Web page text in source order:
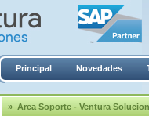
Principal Novedades
» Area Soporte - Ventura